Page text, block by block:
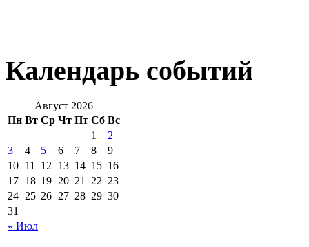
Календарь событий
Август 2026
Пн Вт Ср Чт Пт Сб Вс
« Июл
1
2
3
4 5 6 7 8
9
10 11 12 13 14 15 16
17 18 19 20 21 22 23
24 25 26 27 28 29 30
31